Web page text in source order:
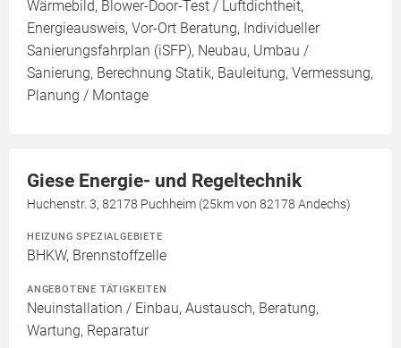
Wärmebild, Blower-Door-Test / Luftdichtheit,
Energieausweis, Vor-Ort Beratung, Individueller
Sanierungsfahrplan (iSFP), Neubau, Umbau /
Sanierung, Berechnung Statik, Bauleitung, Vermessung,
Planung / Montage
Giese Energie- und Regeltechnik
Huchenstr. 3, 82178 Puchheim (25km von 82178 Andechs)
HEIZUNG SPEZIALGEBIETE
BHKW, Brennstoffzelle
ANGEBOTENE TÄTIGKEITEN
Neuinstallation / Einbau, Austausch, Beratung,
Wartung, Reparatur